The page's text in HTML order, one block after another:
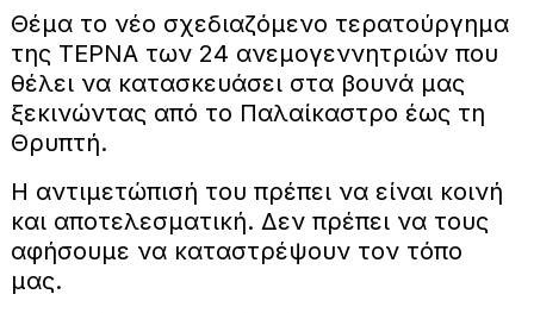
Θέμα το νέο σχεδιαζόμενο τερατούργημα
της ΤΕΡΝΑ των 24 ανεμογεννητριών που
θέλει να κατασκευάσει στα βουνά μας
ξεκινώντας από το Παλαίκαστρο έως τη
Θρυπτή.
Η αντιμετώπισή του πρέπει να είναι κοινή
και αποτελεσματική. Δεν πρέπει να τους
αφήσουμε να καταστρέψουν τον τόπο
μας.